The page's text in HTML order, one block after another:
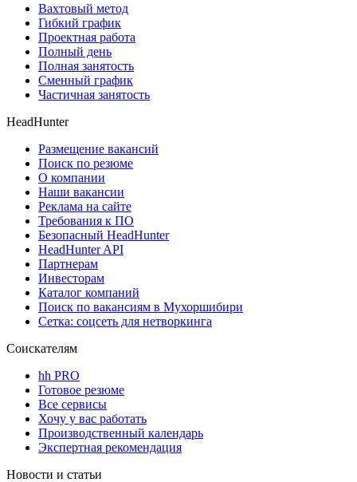
Вахтовый метод
Гибкий график
Проектная работа
Полный день
Полная занятость
Сменный график
Частичная занятость
HeadHunter
Размещение вакансий
Поиск по резюме
О компании
Наши вакансии
Реклама на сайте
Требования к ПО
Безопасный HeadHunter
HeadHunter API
Партнерам
Инвесторам
Каталог компаний
Поиск по вакансиям в Мухоршибири
Сетка: соцсеть для нетворкинга
Соискателям
hh PRO
Готовое резюме
Все сервисы
Хочу у вас работать
Производственный календарь
Экспертная рекомендация
Новости и статьи